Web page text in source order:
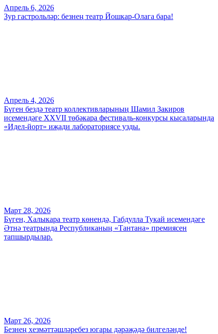
Апрель 6, 2026
Зур гастрольләр: безнең театр Йошкар-Олага бара!
Апрель 4, 2026
Бүген бездә театр коллективларының Шамил Закиров
исемендәге XXVII төбәкара фестиваль-конкурсы кысаларында
«Идел-йорт» иҗади лабораториясе узды.
Март 28, 2026
Бүген, Халыкара театр көнендә, Габдулла Тукай исемендәге
Әтнә театрында Республиканың «Тантана» премиясен
тапшырдылар.
Март 26, 2026
Безнең хезмәттәшләребез югары дәрәҗәдә билгеләнде!